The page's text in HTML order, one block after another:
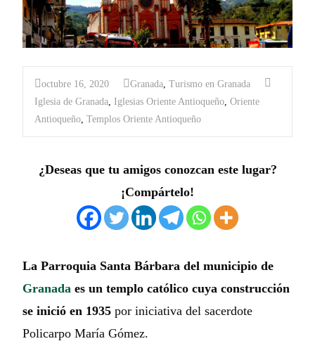
octubre 16, 2020 Granada, Turismo en Granada
Iglesia de Granada, Iglesias Oriente Antioqueño, Oriente
Antioqueño, Templos Oriente Antioqueño
¿Deseas que tu amigos conozcan este lugar?
¡Compártelo!
La Parroquia Santa Bárbara del municipio de
Granada es un templo católico cuya construcción
se inició en 1935 por iniciativa del sacerdote
Policarpo María Gómez.